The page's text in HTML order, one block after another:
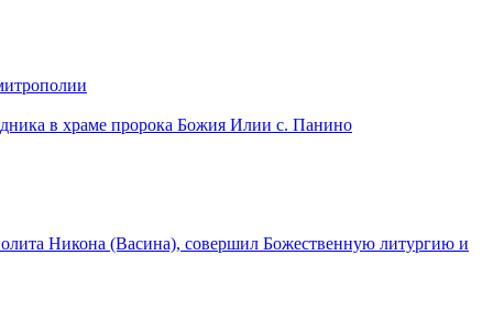
в храме пророка Божия Илии с. Панино
Никона (Васина), совершил Божественную литургию и